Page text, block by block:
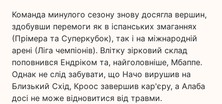
Команда минулого сезону знову досягла вершин,
здобувши перемоги як в іспанських змаганнях
(Прімера та Суперкубок), так і на міжнародній
арені (Ліга чемпіонів). Влітку зірковий склад
поповнився Ендріком та, найголовніше, Мбаппе.
Однак не слід забувати, що Начо вирушив на
Близький Схід, Кроос завершив кар'єру, а Алаба
досі не може відновитися від травми.